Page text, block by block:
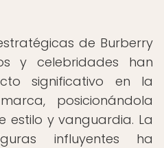
de Burberry
y celebridades han
significativo en la
posicionándola
estilo y vanguardia. La
influyentes ha